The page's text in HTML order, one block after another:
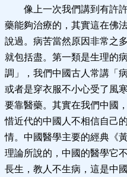
像上一次我們講到有許
藥能夠治療的，其實這在佛
說過。病苦當然原因非常之
就包括盡。第一類是生理的
調」，我們中國古人常講「
或者是穿衣服不小心受了風
要靠醫藥。其實在我們中國
惜近代的中國人不相信自己
情。中國醫學主要的經典《
理論所說的，中國的醫學它
長生，教人不生病，這是中